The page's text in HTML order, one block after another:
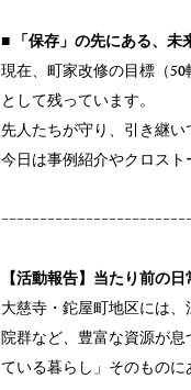
■ 「保存」の先にある、未
現在、町家改修の目標（
として残っています。
先人たちが守り、引き継
今日は事例紹介やクロス
【活動報告】当たり前の
大慈寺・鉈屋町地区には
院群など、豊富な資源が
ている暮らし」そのものに